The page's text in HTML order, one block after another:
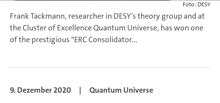
Foto: DESY
Frank Tackmann, researcher in DESY’s theory group and at
the Cluster of Excellence Quantum Universe, has won one
of the prestigious "ERC Consolidator...
9. Dezember 2020 | Quantum Universe